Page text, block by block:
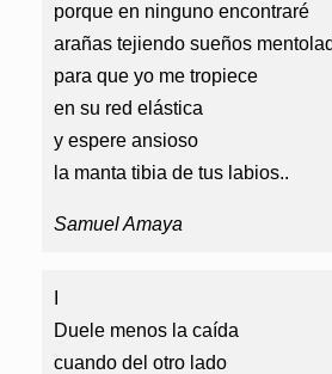
porque en ninguno encontraré
arañas tejiendo sueños
para que yo me tropiece
en su red elástica
y espere ansioso
la manta tibia de tus labios..
Samuel Amaya
Duele menos la caída
cuando del otro lado